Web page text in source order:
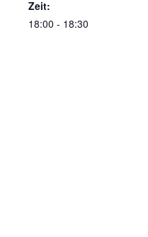
Zeit:
18:00 - 18:30